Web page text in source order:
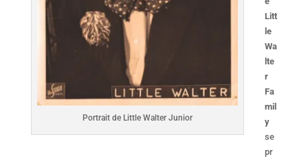
Portrait de Little Walter Junior
Litt
le
Wa
lte
r
Fa
mil
y
se
pr